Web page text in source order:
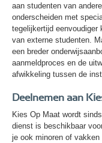
aan studenten van
onderscheiden met
tegelijkertijd eenvoudiger
van externe studenten.
een breder
aanmeldproces en de
afwikkeling tussen de
Deelnemen aan
Kies Op Maat wordt
dienst is beschikbaar
je ook minoren of